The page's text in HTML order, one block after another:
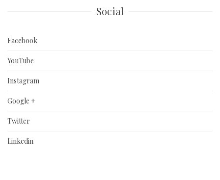
Social
Facebook
YouTube
Instagram
Google +
Twitter
Linkedin